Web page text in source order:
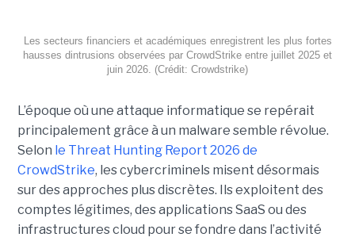
Les secteurs financiers et académiques enregistrent les plus fortes
hausses dintrusions observées par CrowdStrike entre juillet 2025 et
juin 2026. (Crédit: Crowdstrike)
L’époque où une attaque informatique se repérait
principalement grâce à un malware semble révolue.
Selon le Threat Hunting Report 2026 de
CrowdStrike, les cybercriminels misent désormais
sur des approches plus discrètes. Ils exploitent des
comptes légitimes, des applications SaaS ou des
infrastructures cloud pour se fondre dans l’activité